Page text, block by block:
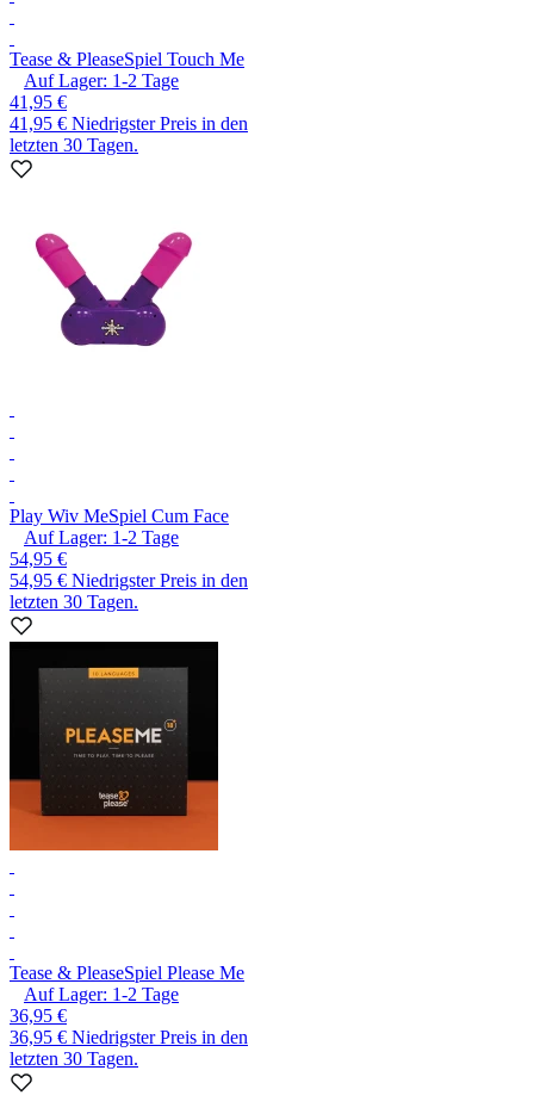
Tease & PleaseSpiel Touch Me
Auf Lager: 1-2 Tage
41,95 €
41,95 € Niedrigster Preis in den
letzten 30 Tagen.
Play Wiv MeSpiel Cum Face
Auf Lager: 1-2 Tage
54,95 €
54,95 € Niedrigster Preis in den
letzten 30 Tagen.
Tease & PleaseSpiel Please Me
Auf Lager: 1-2 Tage
36,95 €
36,95 € Niedrigster Preis in den
letzten 30 Tagen.